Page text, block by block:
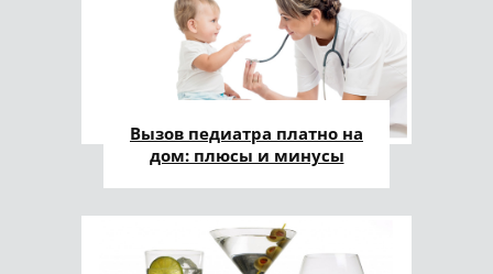
Вызов педиатра платно на
дом: плюсы и минусы